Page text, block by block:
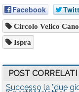
Facebook
Circolo Velico
Ispra
POST CORRELATI
Successo la "due